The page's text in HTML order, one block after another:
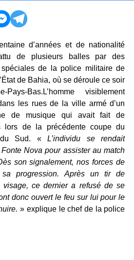
d’années et de nationalité
de plusieurs balles par des
spéciales de la police militaire de
de Bahia, où se déroule ce soir
Bas.L’homme visiblement
les rues de la ville armé d’un
de musique qui avait fait de
lors de la précédente coupe du
Sud. «L’individu se rendait
Nova pour assister au match
son signalement, nos forces de
progression. Après un tir de
visage, ce dernier a refusé de se
donc ouvert le feu sur lui pour le
» explique le chef de la police